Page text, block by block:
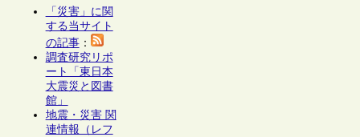
「災害」に関
する当サイト
の記事：
調査研究リポ
ート「東日本
大震災と図書
館」
地震・災害 関
連情報（レフ